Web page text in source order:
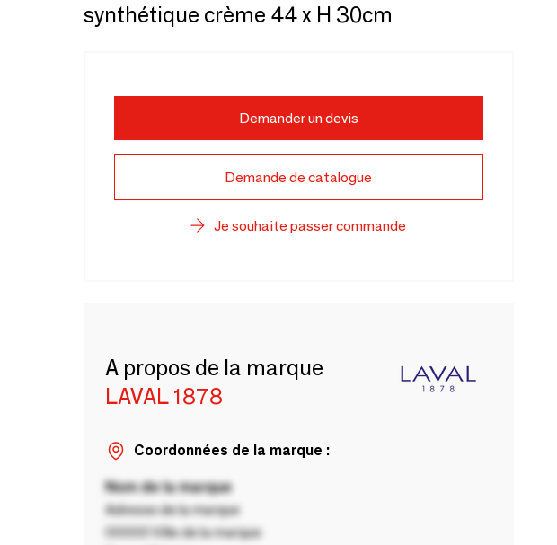
synthétique crème 44 x H 30cm
Demander un devis
Demande de catalogue
Je souhaite passer commande
A propos de la marque
LAVAL 1878
Coordonnées de la marque :
Nom de la marque
Adresse de la marque
00000 Ville de la marque